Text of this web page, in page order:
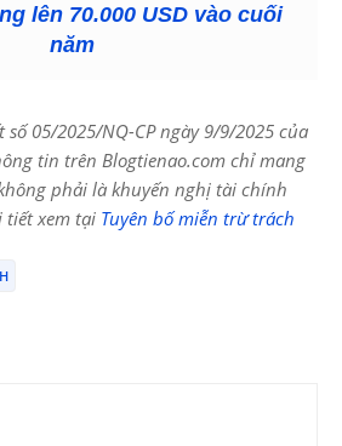
lên 70.000 USD vào cuối
năm
05/2025/NQ-CP ngày 9/9/2025 của
tin trên Blogtienao.com chỉ mang
phải là khuyến nghị tài chính
tiết xem tại Tuyên bố miễn trừ trách